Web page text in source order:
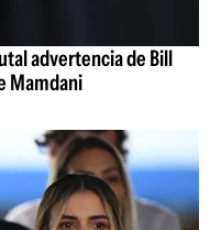
advertencia de Bill
Mamdani